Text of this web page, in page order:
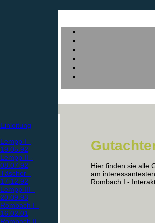
Einleitung
Lempp I -
19.05.92
Lempp II -
08.07.92
Täscher -
17.12.92
Lempp III -
20.09.93
Rombach I -
16.02.01
Rombach II -
Hier finden sie alle
am
Rombach I -